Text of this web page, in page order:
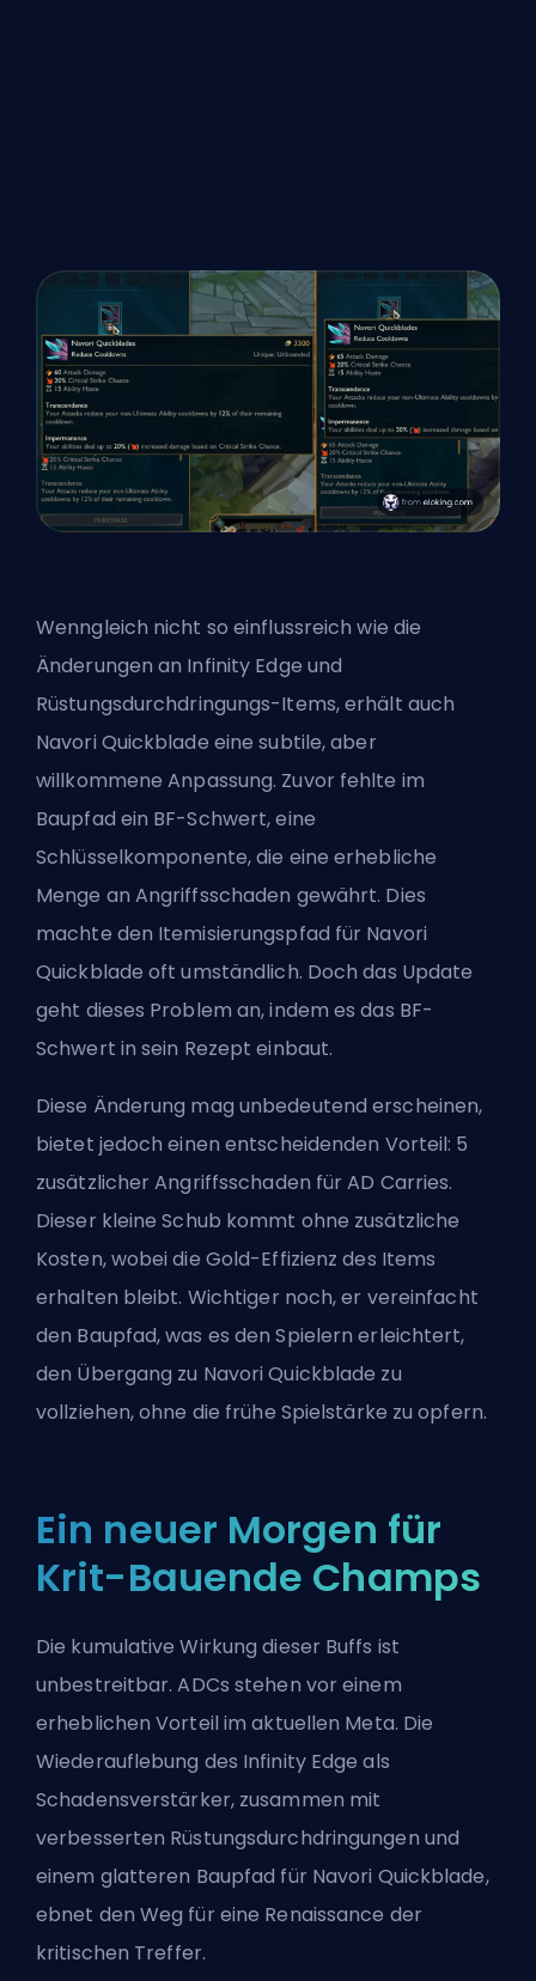
Wenngleich nicht so einflussreich wie die
Änderungen an Infinity Edge und
Rüstungsdurchdringungs-Items, erhält auch
Navori Quickblade eine subtile, aber
willkommene Anpassung. Zuvor fehlte im
Baupfad ein BF-Schwert, eine
Schlüsselkomponente, die eine erhebliche
Menge an Angriffsschaden gewährt. Dies
machte den Itemisierungspfad für Navori
Quickblade oft umständlich. Doch das Update
geht dieses Problem an, indem es das BF-
Schwert in sein Rezept einbaut.
Diese Änderung mag unbedeutend erscheinen,
bietet jedoch einen entscheidenden Vorteil: 5
zusätzlicher Angriffsschaden für AD Carries.
Dieser kleine Schub kommt ohne zusätzliche
Kosten, wobei die Gold-Effizienz des Items
erhalten bleibt. Wichtiger noch, er vereinfacht
den Baupfad, was es den Spielern erleichtert,
den Übergang zu Navori Quickblade zu
vollziehen, ohne die frühe Spielstärke zu opfern.
Ein neuer Morgen für
Krit-Bauende Champs
Die kumulative Wirkung dieser Buffs ist
unbestreitbar. ADCs stehen vor einem
erheblichen Vorteil im aktuellen Meta. Die
Wiederauflebung des Infinity Edge als
Schadensverstärker, zusammen mit
verbesserten Rüstungsdurchdringungen und
einem glatteren Baupfad für Navori Quickblade,
ebnet den Weg für eine Renaissance der
kritischen Treffer.